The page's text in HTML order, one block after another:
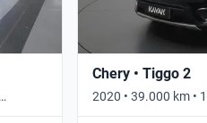
Chery • Tiggo 2
2020 • 39.000 km •
Automático